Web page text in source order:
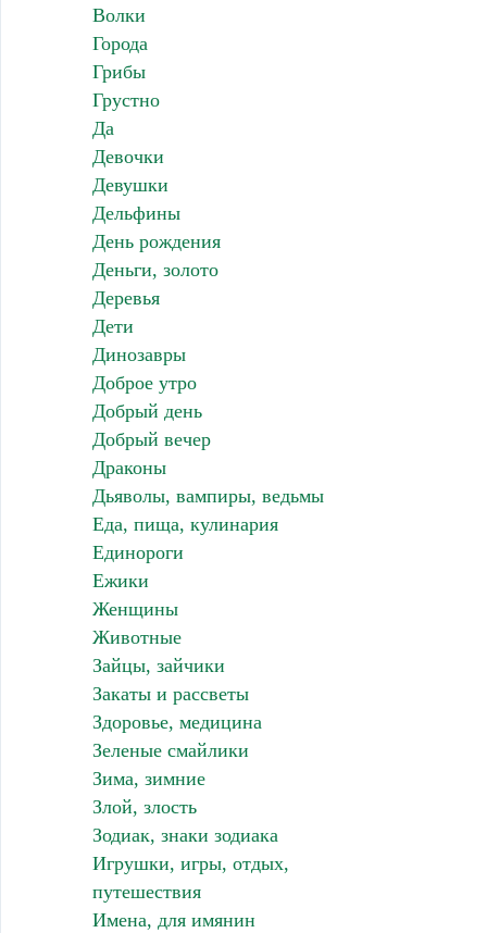
Волки
Города
Грибы
Грустно
Да
Девочки
Девушки
Дельфины
День рождения
Деньги, золото
Деревья
Дети
Динозавры
Доброе утро
Добрый день
Добрый вечер
Драконы
Дьяволы, вампиры, ведьмы
Еда, пища, кулинария
Единороги
Ежики
Женщины
Животные
Зайцы, зайчики
Закаты и рассветы
Здоровье, медицина
Зеленые смайлики
Зима, зимние
Злой, злость
Зодиак, знаки зодиака
Игрушки, игры, отдых,
путешествия
Имена, для имянин